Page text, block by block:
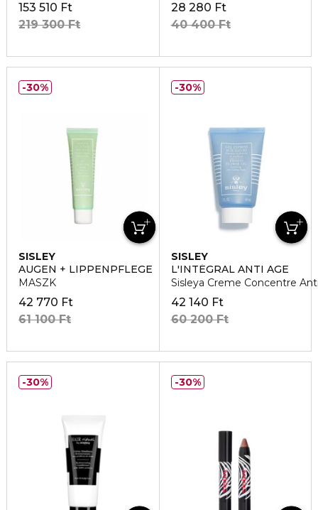
153 510 Ft
219 300 Ft
28 280 Ft
40 400 Ft
SISLEY
AUGEN + LIPPENPFLEGE
MASZK
42 770 Ft
61 100 Ft
30%
SISLEY
L'INTÉGRAL ANTI AGE
Sisleya Creme Concentre
42 140 Ft
60 200 Ft
30%
30% 30%